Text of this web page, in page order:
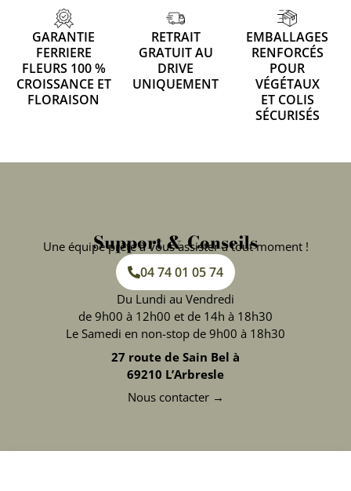
GARANTIE
FERRIERE
FLEURS 100 %
CROISSANCE ET
FLORAISON
RETRAIT
GRATUIT AU
DRIVE
UNIQUEMENT
EMBALLAGES
RENFORCÉS
POUR
VÉGÉTAUX
ET COLIS
SÉCURISÉS
Support & Conseils
Une équipe prête à vous assister à tout moment !
04 74 01 05 74
Du Lundi au Vendredi
de 9h00 à 12h00 et de 14h à 18h30
Le Samedi en non-stop de 9h00 à 18h30
27 route de Sain Bel à
69210 L’Arbresle
Nous contacter →